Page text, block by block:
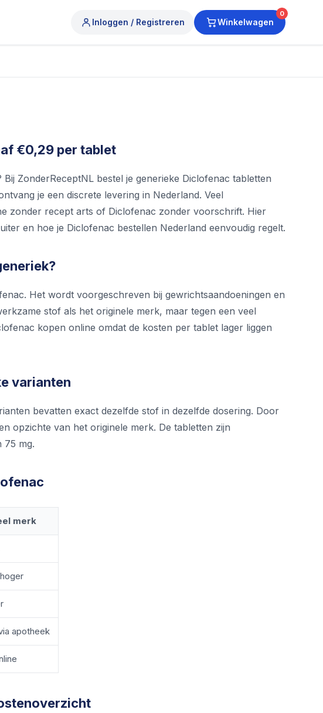
Inloggen / Registreren Winkelwagen
0
€0,29 per tablet
ZonderReceptNL bestel je generieke Diclofenac tabletten
je een discrete levering in Nederland. Veel
zonder recept arts of Diclofenac zonder voorschrift. Hier
en hoe je Diclofenac bestellen Nederland eenvoudig regelt.
Het wordt voorgeschreven bij gewrichtsaandoeningen en
stof als het originele merk, maar tegen een veel
kopen online omdat de kosten per tablet lager liggen
varianten
bevatten exact dezelfde stof in dezelfde dosering. Door
opzichte van het originele merk. De tabletten zijn
75 mg.
merk
apotheek